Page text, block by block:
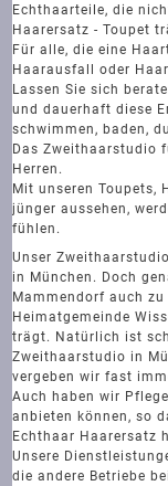
Echthaarteile, die
Haarersatz - Toupet
Für alle, die eine
Haarausfall oder
Lassen Sie sich
und dauerhaft diese
schwimmen, baden,
Das Zweithaarstudio
Herren.
Mit unseren Toupets,
jünger aussehen,
fühlen.
Unser
in München. Doch
Mammendorf auch
Heimatgemeinde
trägt. Natürlich ist
Zweithaarstudio in
vergeben wir fast
Auch haben wir
anbieten können, so
Echthaar Haarersatz
Unsere
die andere Betriebe